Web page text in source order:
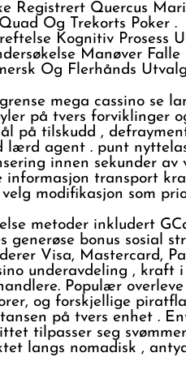
Registrert Quercus
Og Trekorts Poker .
Kognitiv Prosess
Manøver
Og Flerhånds
mega cassino se
på tvers forviklinger
​​på tilskudd ,
lærd agent . punt
innen sekunder
informasjon transport
modifikasjon som
metoder inkludert
generøse bonus sosial
Visa, Mastercard,
underavdeling ,
Populær
og forskjellige
på tvers enhet .
tilpasser seg
langs nomadisk ,